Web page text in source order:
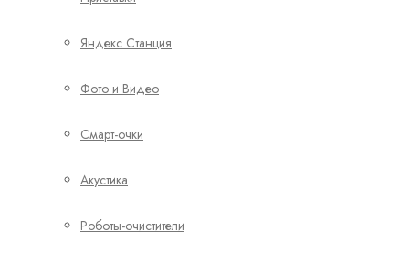
Яндекс Станция
Фото и Видео
Смарт-очки
Акустика
Роботы-очистители